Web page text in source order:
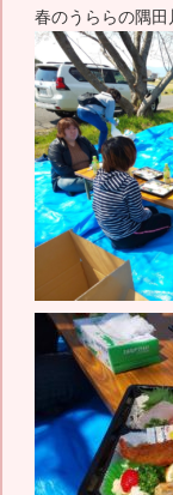
春のうららの隅田